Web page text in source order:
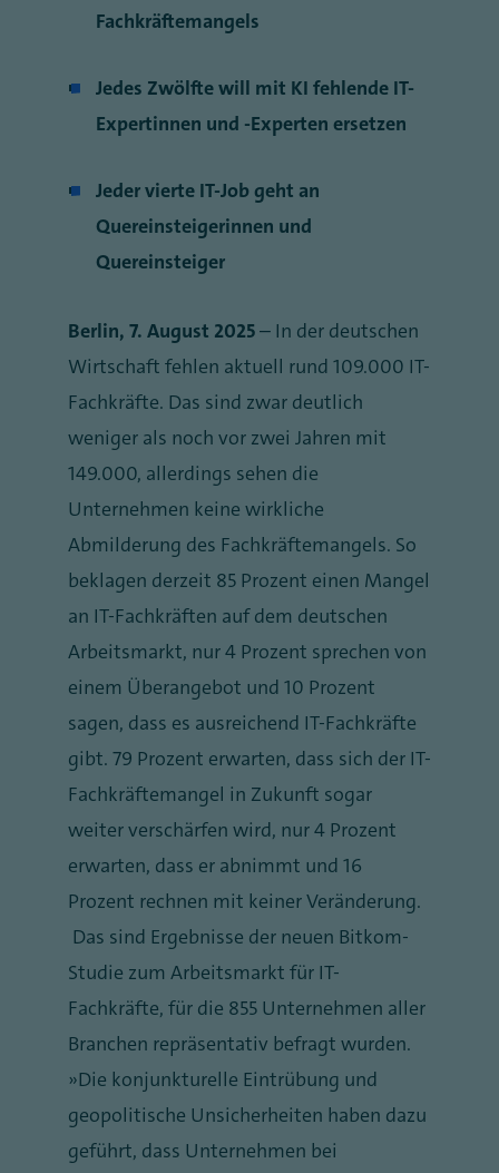
Fachkräftemangels
Jedes Zwölfte will mit KI fehlende IT-
Expertinnen und -Experten ersetzen
Jeder vierte IT-Job geht an
Quereinsteigerinnen und
Quereinsteiger
Berlin, 7. August 2025– In der deutschen
Wirtschaft fehlen aktuell rund 109.000 IT-
Fachkräfte. Das sind zwar deutlich
weniger als noch vor zwei Jahren mit
149.000, allerdings sehen die
Unternehmen keine wirkliche
Abmilderung des Fachkräftemangels. So
beklagen derzeit 85 Prozent einen Mangel
an IT-Fachkräften auf dem deutschen
Arbeitsmarkt, nur 4 Prozent sprechen von
einem Überangebot und 10 Prozent
sagen, dass es ausreichend IT-Fachkräfte
gibt. 79 Prozent erwarten, dass sich der IT-
Fachkräftemangel in Zukunft sogar
weiter verschärfen wird, nur 4 Prozent
erwarten, dass er abnimmt und 16
Prozent rechnen mit keiner Veränderung.
Das sind Ergebnisse der neuen Bitkom-
Studie zum Arbeitsmarkt für IT-
Fachkräfte, für die 855 Unternehmen aller
Branchen repräsentativ befragt wurden.
„Die konjunkturelle Eintrübung und
geopolitische Unsicherheiten haben dazu
geführt, dass Unternehmen bei